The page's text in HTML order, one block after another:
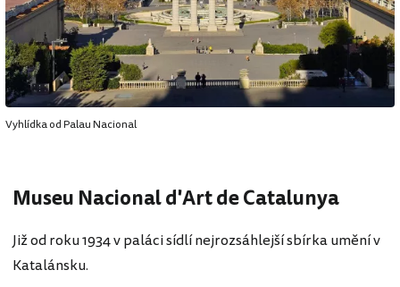
Vyhlídka od Palau Nacional
Museu Nacional d'Art de Catalunya
Již od roku 1934 v paláci sídlí nejrozsáhlejší sbírka umění v
Katalánsku.